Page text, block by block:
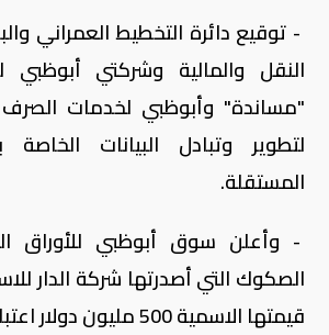
- توقيع دائرة التخطيط العمراني
النقل والمالية وشركتي أبوظبي
"مساندة" وأبوظبي لخدمات
لتطوير وتبادل البيانات الخاصة
المستقلة.
- وأعلن سوق أبوظبي للأوراق
الصكوك التي أصدرتها شركة الدار
قيمتها الاسمية 500 مليون دولار اعتبارا من اليوم.